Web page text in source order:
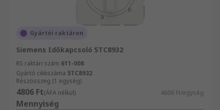
Gyártói raktáron
Siemens Időkapcsoló 5TC8932
RS raktári szám 611-008
Gyártó cikkszáma 5TC8932
Részösszeg (1 egység)
4806 Ft(ÁFA nélkül) 4806 Ft/egység
Mennyiség